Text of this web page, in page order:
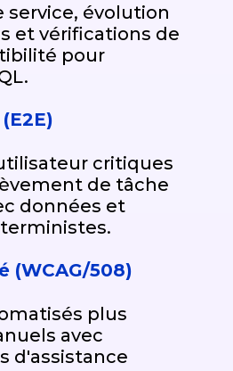
service, évolution
et vérifications de
pour
critiques
de tâche
données et
(WCAG/508)
plus
avec
d'assistance